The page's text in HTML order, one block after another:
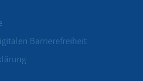
Barrierefreiheit